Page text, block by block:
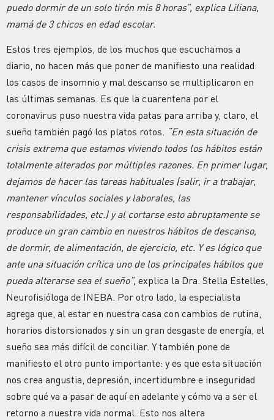
puedo dormir de un solo tirón mis 8 horas”, explica Liliana,
mamá de 3 chicos en edad escolar.
Estos tres ejemplos, de los muchos que escuchamos a
diario, no hacen más que poner de manifiesto una realidad:
los casos de insomnio y mal descanso se multiplicaron en
las últimas semanas. Es que la cuarentena por el
coronavirus puso nuestra vida patas para arriba y, claro, el
sueño también pagó los platos rotos. “En esta situación de
crisis extrema que estamos viviendo todos los hábitos están
totalmente alterados por múltiples razones. En primer lugar,
dejamos de hacer las tareas habituales (salir, ir a trabajar,
mantener vínculos sociales y laborales, las
responsabilidades, etc.) y al cortarse esto abruptamente se
produce un gran cambio en nuestros hábitos de descanso,
de dormir, de alimentación, de ejercicio, etc. Y es lógico que
ante una situación crítica uno de los principales hábitos que
pueda alterarse sea el sueño”, explica la Dra. Stella Estelles,
Neurofisióloga de INEBA. Por otro lado, la especialista
agrega que, al estar en nuestra casa con cambios de rutina,
horarios distorsionados y sin un gran desgaste de energía, el
sueño sea más difícil de conciliar. Y también pone de
manifiesto el otro punto importante: y es que esta situación
nos crea angustia, depresión, incertidumbre e inseguridad
sobre qué va a pasar de aquí en adelante y cómo va a ser el
retorno a nuestra vida normal. Esto nos altera